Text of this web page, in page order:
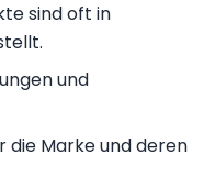
sind oft in
und
die Marke und deren